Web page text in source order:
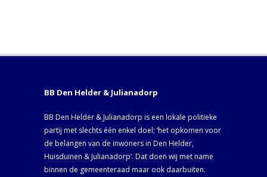
BB Den Helder & Julianadorp
BB Den Helder & Julianadorp is een lokale politieke
partij met slechts één enkel doel; ‘het opkomen voor
de belangen van de inwoners in Den Helder,
Huisduinen & Julianadorp‘. Dat doen wij met name
binnen de gemeenteraad maar ook daarbuiten.